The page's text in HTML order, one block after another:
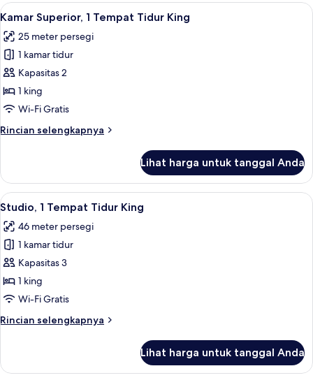
Tempat
Queen
Lihat
semua
foto
untuk
Kamar
Superior,
1
Tidur
Kamar Superior, 1 Tempat Tidur
3
Kamar Superior, 1 Tempat Tidur King
25 meter persegi
1 kamar tidur
Kapasitas 2
1 king
Wi-Fi Gratis
Rincian selengkapnya
Rincian
Kamar
Superior,
1
Tidur
King
Lihat harga untuk tanggal Anda
Lihat
semua
foto
untuk
Studio,
1
Tempat
King
1 kamar tidur, seprai katun Mesir,
2
Studio, 1 Tempat Tidur King
46 meter persegi
1 kamar tidur
Kapasitas 3
1 king
Wi-Fi Gratis
Rincian selengkapnya
Rincian
Studio,
Lihat harga untuk tanggal Anda